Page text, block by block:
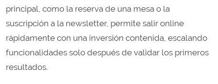
principal, como la reserva de una mesa o la
suscripción a la newsletter, permite salir online
rápidamente con una inversión contenida, escalando
funcionalidades solo después de validar los primeros
resultados.